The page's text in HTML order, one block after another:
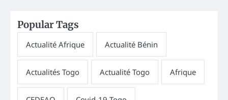
Popular Tags